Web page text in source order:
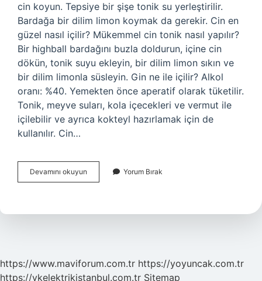
cin koyun. Tepsiye bir şişe tonik su yerleştirilir.
Bardağa bir dilim limon koymak da gerekir. Cin en
güzel nasıl içilir? Mükemmel cin tonik nasıl yapılır?
Bir highball bardağını buzla doldurun, içine cin
dökün, tonik suyu ekleyin, bir dilim limon sıkın ve
bir dilim limonla süsleyin. Gin ne ile içilir? Alkol
oranı: %40. Yemekten önce aperatif olarak tüketilir.
Tonik, meyve suları, kola içecekleri ve vermut ile
içilebilir ve ayrıca kokteyl hazırlamak için de
kullanılır. Cin…
Devamını okuyun
Nasıl
Yorum Bırak
https://www.maviforum.com.tr https://yoyuncak.com.tr
https://ykelektrikistanbul.com.tr Sitemap